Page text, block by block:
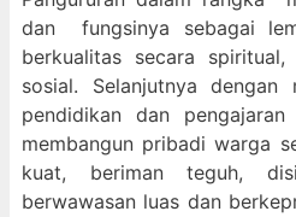
dan fungsinya sebagai
berkualitas secara
sosial. Selanjutnya dengan
pendidikan dan
membangun pribadi warga
kuat, beriman teguh,
berwawasan luas dan